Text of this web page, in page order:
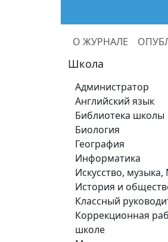
О ЖУРНАЛЕ
Школа
Администратор
Английский язык
Библиотека школы
Биология
География
Информатика
Искусство,
История и
Классный
Коррекционная
школе